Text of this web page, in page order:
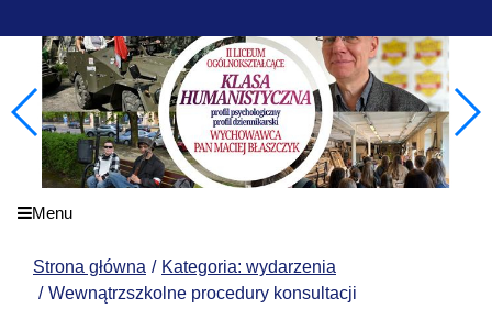
Menu
Strona główna
Kategoria: wydarzenia
Wewnątrzszkolne procedury konsultacji